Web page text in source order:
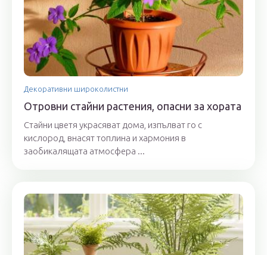
Декоративни широколистни
Отровни стайни растения, опасни за хората
Стайни цветя украсяват дома, изпълват го с
кислород, внасят топлина и хармония в
заобикалящата атмосфера ...